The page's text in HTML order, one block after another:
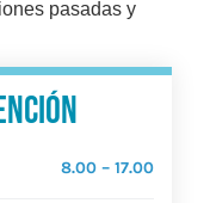
pasadas y
8.00 – 17.00